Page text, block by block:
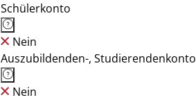
Schülerkonto
Nein
Auszubildenden-, Studierendenkonto
Nein